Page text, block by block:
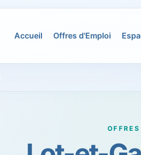
Accueil Offres d'Emploi